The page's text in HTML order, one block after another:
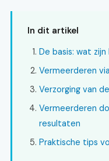
In dit artikel
De basis: wat
Vermeerderen
Verzorging van
Vermeerderen
resultaten
Praktische tips